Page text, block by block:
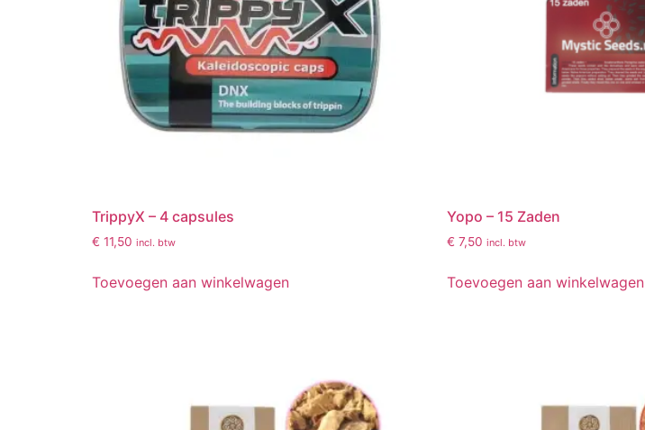
TrippyX – 4 capsules
€ 11,50 incl. btw
Toevoegen aan winkelwagen
Yopo – 15 Zaden
€ 7,50 incl. btw
Toevoegen aan winkelwagen